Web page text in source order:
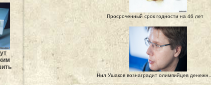
Просроченный срок годности на 46 лет
Нил Ушаков вознаградит олимпийцев денежн...